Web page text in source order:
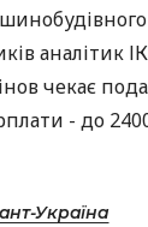
аналітик
чекає
- до
Україна